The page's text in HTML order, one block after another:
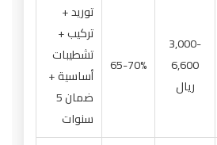
3,000-
6,600
ريال
65-70%
توريد +
تركيب +
تشطيبات
أساسية +
ضمان 5
سنوات